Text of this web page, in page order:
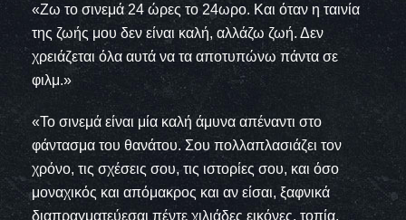
«Ζω το σινεμά 24 ώρες το 24ωρο. Και όταν η ταινία
της ζωής μου δεν είναι καλή, αλλάζω ζωή. Δεν
χρειάζεται όλα αυτά να τα αποτυπώνω πάντα σε
φιλμ.»
«Το σινεμά είναι μία καλή άμυνα απέναντι στο
φάντασμα του θανάτου. Σου πολλαπλασιάζει τον
χρόνο, τις σχέσεις σου, τις ιστορίες σου, και όσο
μοναχικός και απόμακρος και αν είσαι, ξαφνικά
διαπραγματεύεσαι πέντε χιλιάδες εικόνες, τοπία,